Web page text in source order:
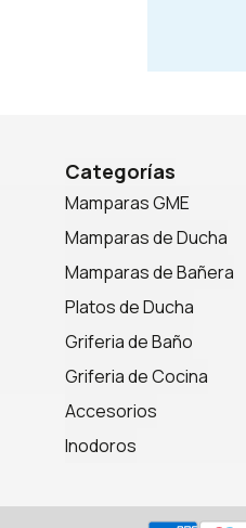
Categorías
Mamparas GME
Mamparas de Ducha
Mamparas de Bañera
Platos de Ducha
Griferia de Baño
Griferia de Cocina
Accesorios
Inodoros